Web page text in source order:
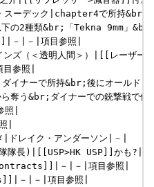
ーデック|chapter4で所持&br;
下の2種類&br;「Tekna 9mm」
－|－|項目参照|
ンズ（＜透明人間＞）|[[レーザー
参照|
イナーで所持&br;後にオールド・
奪う&br;ダイナーでの銃撃戦で使
|
|
レイク・アンダーソン|－|
隊長)|[[USP>HK USP]]かも?|
－|－|項目参照|
－|－|項目参照|